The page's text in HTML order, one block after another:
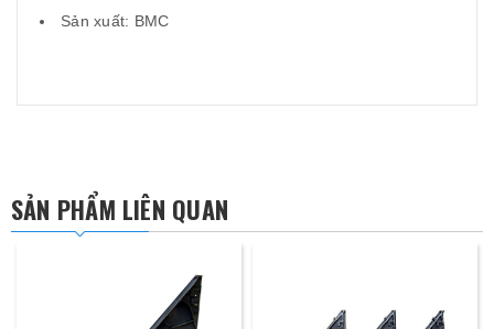
Sản xuất: BMC
SẢN PHẨM LIÊN QUAN